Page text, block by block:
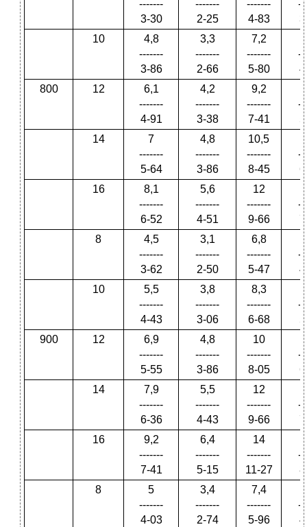
-------
3-30
-------
2-25
-------
4-83
10
4,8
-------
3-86
3,3
-------
2-66
7,2
-------
5-80
800
12
6,1
-------
4-91
4,2
-------
3-38
9,2
-------
7-41
14
7
-------
5-64
4,8
-------
3-86
10,5
-------
8-45
16
8,1
-------
6-52
5,6
-------
4-51
12
-------
9-66
8
4,5
-------
3-62
3,1
-------
2-50
6,8
-------
5-47
10
5,5
-------
4-43
3,8
-------
3-06
8,3
-------
6-68
900
12
6,9
-------
5-55
4,8
-------
3-86
10
-------
8-05
14
7,9
-------
6-36
5,5
-------
4-43
12
-------
9-66
16
9,2
-------
7-41
6,4
-------
5-15
14
-------
11-27
8
5
-------
4-03
3,4
-------
2-74
7,4
-------
5-96